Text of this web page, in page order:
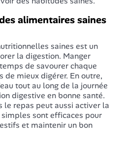
alimentaires saines
saines est un
la digestion. Manger
de savourer chaque
de mieux digérer. En outre,
tout au long de la journée
digestive en bonne santé.
le repas peut aussi activer la
sont efficaces pour
et maintenir un bon